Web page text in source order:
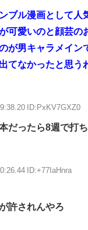
ブル漫画として人
可愛いのと顔芸の
が男キャラメイン
てなかったと思う
ID:PxKV7GXZ0
だったら8週で打
ID:+77IaHnra
許されんやろ